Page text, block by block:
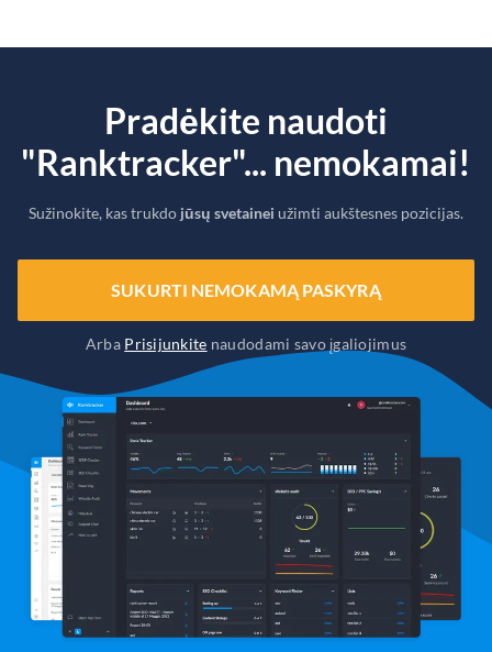
Pradėkite naudoti
"Ranktracker"... nemokamai!
Sužinokite, kas trukdo jūsų svetainei užimti aukštesnes pozicijas.
SUKURTI NEMOKAMĄ PASKYRĄ
Arba Prisijunkite naudodami savo įgaliojimus